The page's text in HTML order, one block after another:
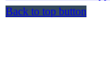
Back to top button